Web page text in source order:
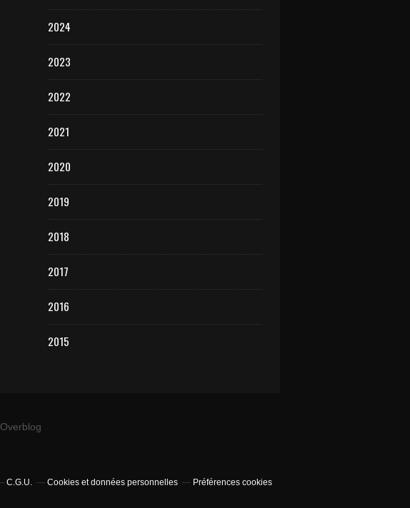
2024
2023
2022
2021
2020
2019
2018
2017
2016
2015
Overblog
C.G.U. Cookies et données personnelles Préférences cookies